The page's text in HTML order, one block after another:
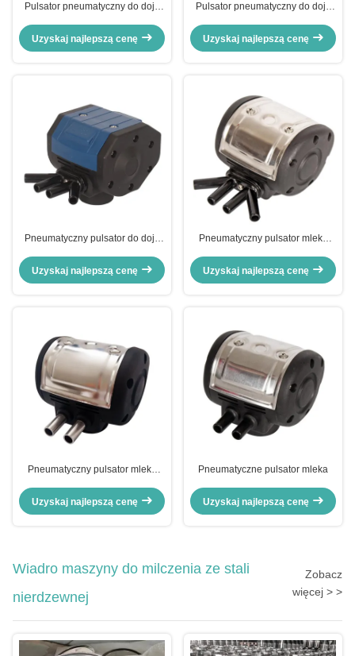
Pulsator pneumatyczny do doju
Uzyskaj najlepszą cenę
Pulsator pneumatyczny do doju
Uzyskaj najlepszą cenę
Pneumatyczny pulsator do doju
Uzyskaj najlepszą cenę
Pneumatyczny pulsator mleka
Uzyskaj najlepszą cenę
Pneumatyczny pulsator mleka
Uzyskaj najlepszą cenę
Pneumatyczne pulsator mleka
Uzyskaj najlepszą cenę
Wiadro maszyny do milczenia ze stali
nierdzewnej
Zobacz
więcej > >